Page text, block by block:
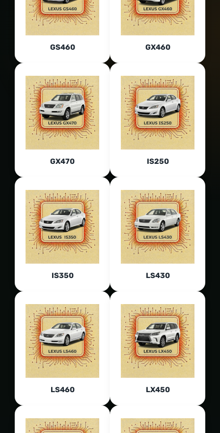
GS460 GX460
GX470 IS250
IS350 LS430
LS460 LX450